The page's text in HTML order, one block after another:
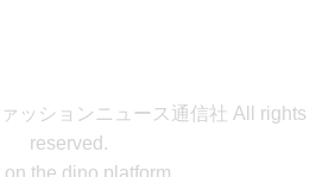
ッションニュース通信社 All rights
reserved.
on the dino platform